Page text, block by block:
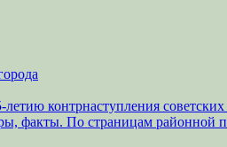
контрнаступления советских
факты. По страницам районной